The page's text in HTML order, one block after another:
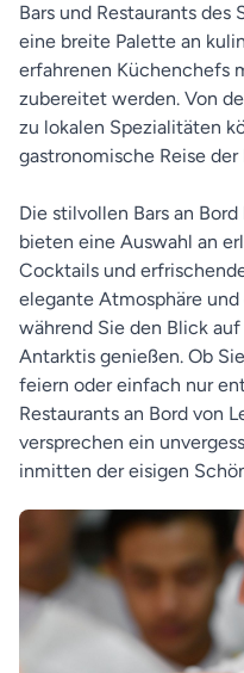
Bars und Restaurants
eine breite Palette an
erfahrenen Küchenchefs
zubereitet werden. Von
zu lokalen Spezialitäten
gastronomische Reise der
Die stilvollen Bars an
bieten eine Auswahl an
Cocktails und
elegante Atmosphäre
während Sie den Blick
Antarktis genießen. Ob
feiern oder einfach nur
Restaurants an Bord von
versprechen ein
inmitten der eisigen